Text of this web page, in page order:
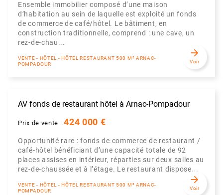
Ensemble immobilier composé d’une maison
d’habitation au sein de laquelle est exploité un fonds
de commerce de café/hôtel. Le bâtiment, en
construction traditionnelle, comprend : une cave, un
rez-de-chau...
VENTE - HÔTEL - HÔTEL RESTAURANT 500 M² ARNAC-
POMPADOUR
arrow_forward
Voir
AV fonds de restaurant hôtel à Arnac-Pompadour
Prix de vente :424 000 €
Opportunité rare : fonds de commerce de restaurant /
café-hôtel bénéficiant d’une capacité totale de 92
places assises en intérieur, réparties sur deux salles au
rez-de-chaussée et à l’étage. Le restaurant dispose...
VENTE - HÔTEL - HÔTEL RESTAURANT 500 M² ARNAC-
POMPADOUR
arrow_forward
Voir